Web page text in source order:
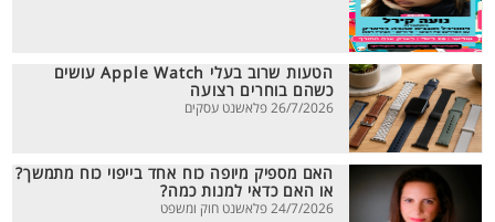
הטעות שרוב בעלי Apple Watch עושים
כשהם בוחרים רצועה
26/7/2026 פלאשנט עסקים
האם מספיק מיופה כוח אחד בייפוי כוח מתמשך?
או האם כדאי למנות כמה?
24/7/2026 פלאשנט חוק ומשפט